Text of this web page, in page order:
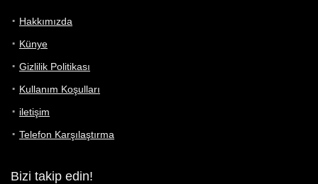
Hakkımızda
Künye
Gizlilik Politikası
Kullanım Koşulları
iletişim
Telefon Karşılaştırma
Bizi takip edin!